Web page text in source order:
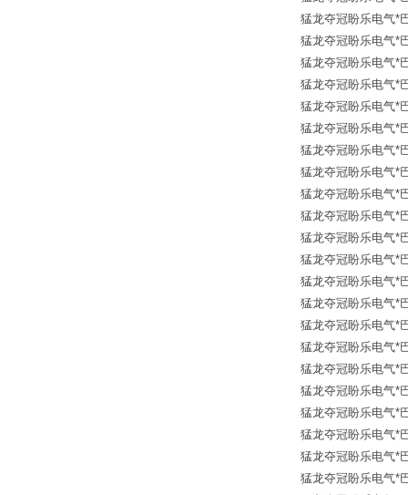
猛龙夺冠盼乐电气*
猛龙夺冠盼乐电气*
猛龙夺冠盼乐电气*
猛龙夺冠盼乐电气*
猛龙夺冠盼乐电气*
猛龙夺冠盼乐电气*
猛龙夺冠盼乐电气*
猛龙夺冠盼乐电气*
猛龙夺冠盼乐电气*
猛龙夺冠盼乐电气*
猛龙夺冠盼乐电气*
猛龙夺冠盼乐电气*
猛龙夺冠盼乐电气*
猛龙夺冠盼乐电气*
猛龙夺冠盼乐电气*
猛龙夺冠盼乐电气*
猛龙夺冠盼乐电气*
猛龙夺冠盼乐电气*
猛龙夺冠盼乐电气*
猛龙夺冠盼乐电气*
猛龙夺冠盼乐电气*
猛龙夺冠盼乐电气*